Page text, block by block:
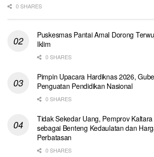
0 SHARES
Puskesmas Pantai Amal Dorong
Iklim
0 SHARES
Pimpin Upacara Hardiknas 2026,
Penguatan Pendidikan Nasional
0 SHARES
Tidak Sekedar Uang, Pemprov
sebagai Benteng Kedaulatan dan
Perbatasan
0 SHARES